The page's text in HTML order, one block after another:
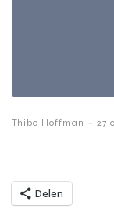
Thibo Hoffman - 27
Delen